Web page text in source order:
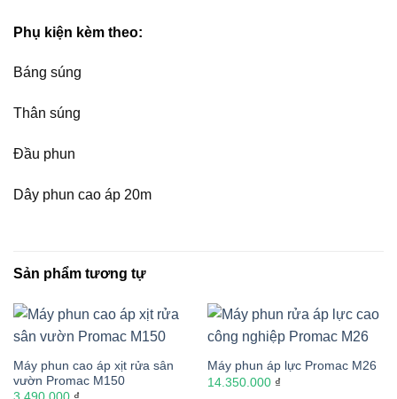
Phụ kiện kèm theo:
Báng súng
Thân súng
Đầu phun
Dây phun cao áp 20m
Sản phẩm tương tự
Máy phun cao áp xịt rửa sân
vườn Promac M150
Máy phun áp lực Promac M26
14.350.000 ₫